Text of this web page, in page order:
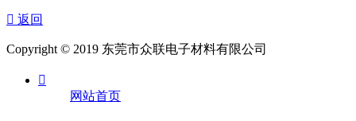
 返回
Copyright © 2019 东莞市众联电子材料有限公司

网站首页